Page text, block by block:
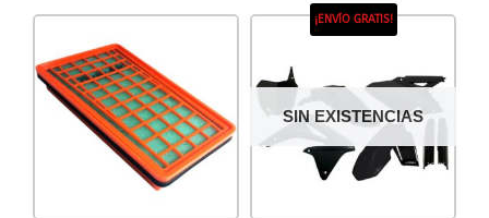
SIN EXISTENCIAS
¡ENVÍO GRATIS!